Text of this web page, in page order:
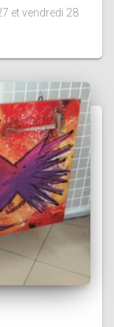
et vendredi 28